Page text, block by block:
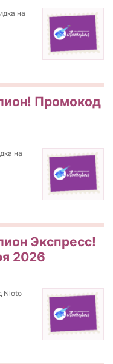
на
Промокод
на
Экспресс!
2026
Nloto